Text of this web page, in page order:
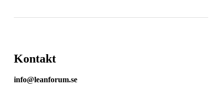
Kontakt
info@leanforum.se